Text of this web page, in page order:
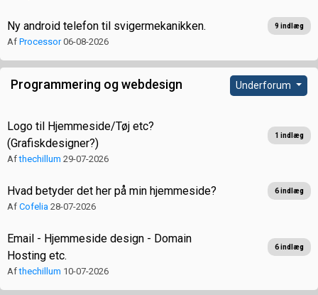
Ny android telefon til svigermekanikken. 9 indlæg
Af Processor 06-08-2026
Programmering og webdesign Underforum
Logo til Hjemmeside/Tøj etc?
(Grafiskdesigner?)
1 indlæg
Afthechillum 29-07-2026
Hvad betyder det her på min hjemmeside? 6 indlæg
Af Cofelia 28-07-2026
Email - Hjemmeside design - Domain
Hosting etc.
6 indlæg
Afthechillum 10-07-2026